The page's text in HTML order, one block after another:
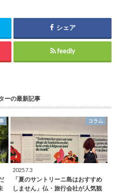
シェア
feedly
ーの最新記事
コラム
2025.7.3
「夏のサントリーニ島はおすすめ
しません」仏・旅行会社が人気観